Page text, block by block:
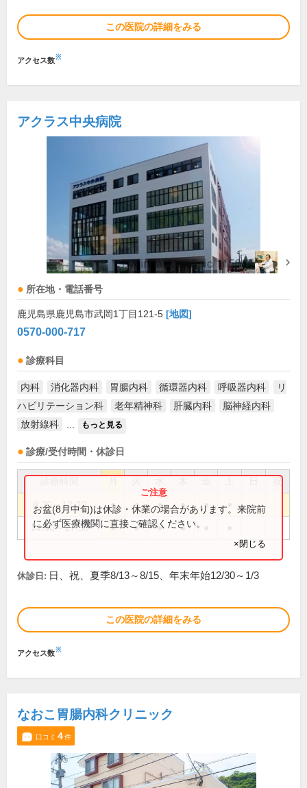
この医院の詳細をみる
アクセス数※
アクラス中央病院
所在地・電話番号
鹿児島県鹿児島市武岡1丁目121-5 [地図]
0570-000-717
診療科目
内科 消化器内科 胃腸内科 循環器内科 呼吸器内科
リ
ハビリテーション科
老年精神科 肝臓内科
脳神経内科
放射線科
もっと見る
診療/受付時間・休診日
祝
8:30～12:30 ● ● ● ● ●
14:30～17:30 ● ● ● ●
お盆(8月中旬)は休診・休業の場合があります。来院前
に必ず医療機関に直接ご確認ください。
×閉じる
休診日: 日、祝、夏季8/13～8/15、年末年始12/30～1/3
この医院の詳細をみる
アクセス数※
なおこ胃腸内科クリニック
口コミ 4件